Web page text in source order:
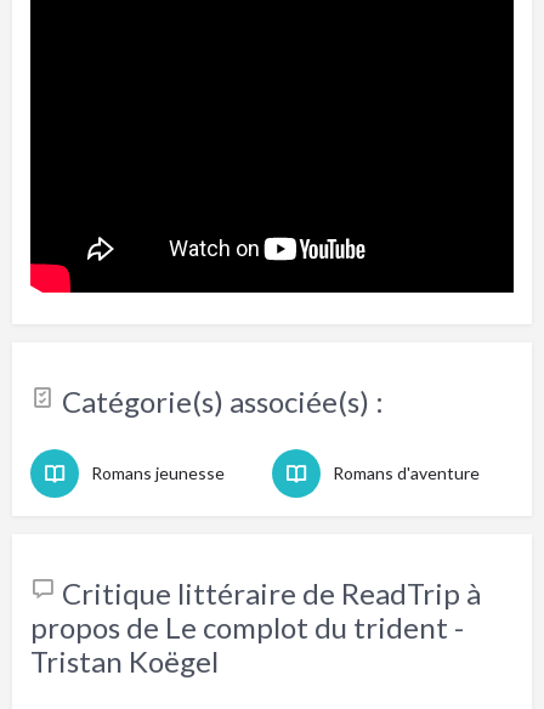
Catégorie(s) associée(s) :
Romans jeunesse Romans d'aventure
Critique littéraire de ReadTrip à
propos de Le complot du trident -
Tristan Koëgel